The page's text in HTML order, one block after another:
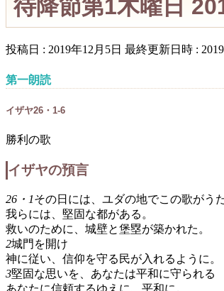
待降節第1木曜日
投稿日 : 2019年12月5日 最終更新日時 :
第一朗読
イザヤ26・1-6
勝利の歌
イザヤの預言
26・1その日には、ユダの地でこの歌がう
我らには、堅固な都がある。
救いのために、城壁と堡塁が築かれた。
2城門を開け
神に従い、信仰を守る民が入れるように。
3堅固な思いを、あなたは平和に守られる